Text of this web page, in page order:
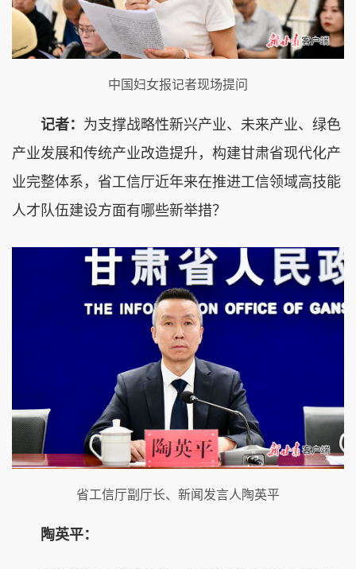
中国妇女报记者现场提问
记者： 为支撑战略性新兴产业、未来产业、绿色
产业发展和传统产业改造提升，构建甘肃省现代化产
业完整体系，省工信厅近年来在推进工信领域高技能
人才队伍建设方面有哪些新举措？
省工信厅副厅长、新闻发言人陶英平
陶英平：